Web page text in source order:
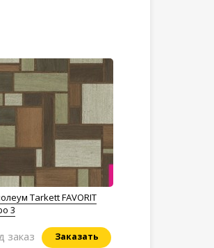
Tarkett FAVORIT
3
Заказать
заказ